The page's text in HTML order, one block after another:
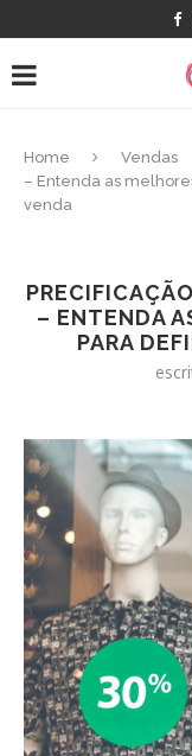
Home Vendas
– Entenda as
venda
– ENTENDA
PARA